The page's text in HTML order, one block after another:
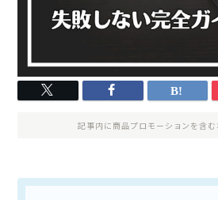
記事内に商品プロモーションを含